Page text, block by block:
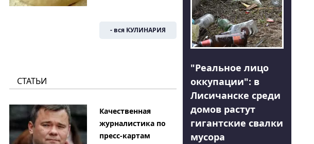
- вся КУЛИНАРИЯ
СТАТЬИ
Качественная
журналистика по
пресс-картам
"Реальное лицо
оккупации": в
Лисичанске среди
домов растут
гигантские свалки
мусора